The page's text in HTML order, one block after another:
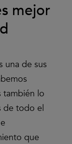
mejor
una de sus
también lo
de todo el
que